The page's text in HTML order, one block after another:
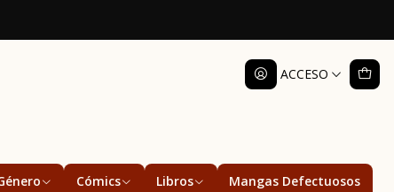
ACCESO
Cómics Libros Mangas Defectuosos